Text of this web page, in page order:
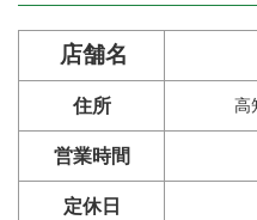
店舗名
住所 高
営業時間
定休日